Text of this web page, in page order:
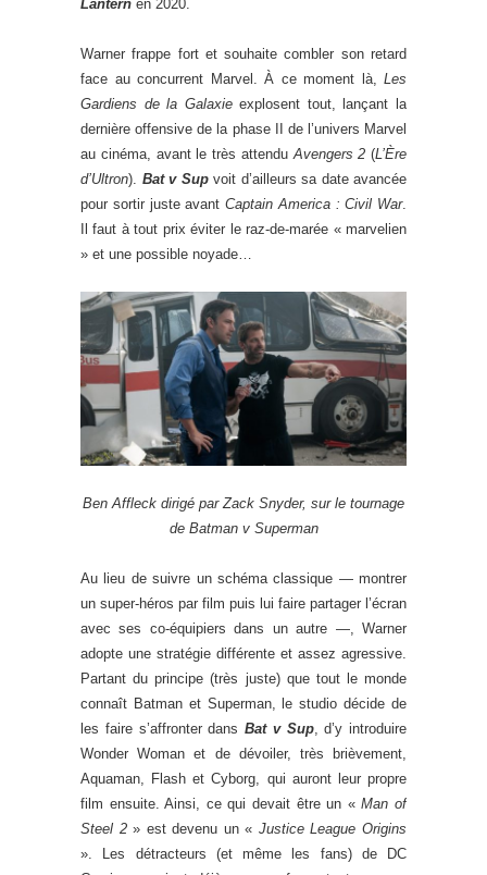
Lantern en 2020.
Warner frappe fort et souhaite combler son retard
face au concurrent Marvel. À ce moment là, Les
Gardiens de la Galaxieexplosent tout, lançant la
dernière offensive de la phase II de l’univers Marvel
au cinéma, avant le très attendu Avengers 2 (L’Ère
d’Ultron). Bat v Supvoit d’ailleurs sa date avancée
pour sortir juste avant Captain America : Civil War.
Il faut à tout prix éviter le raz-de-marée « marvelien
» et une possible noyade…
Ben Affleck dirigé par Zack Snyder, sur le tournage
de Batman v Superman
Au lieu de suivre un schéma classique — montrer
un super-héros par film puis lui faire partager l’écran
avec ses co-équipiers dans un autre —, Warner
adopte une stratégie différente et assez agressive.
Partant du principe (très juste) que tout le monde
connaît Batman et Superman, le studio décide de
les faire s’affronter dans Bat v Sup, d’y introduire
Wonder Woman et de dévoiler, très brièvement,
Aquaman, Flash et Cyborg, qui auront leur propre
film ensuite. Ainsi, ce qui devait être un «Man of
Steel 2» est devenu un « Justice League Origins
». Les détracteurs (et même les fans) de DC